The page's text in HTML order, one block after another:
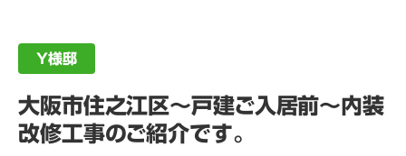
Y様邸
大阪市住之江区～戸建ご入居前～内装
改修工事のご紹介です。